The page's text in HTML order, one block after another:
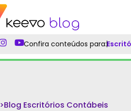
Confira conteúdos para:
>Blog Escritórios Contábeis